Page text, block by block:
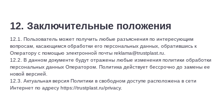
12. Заключительные положения
12.1. Пользователь может получить любые разъяснения по интересующим
вопросам, касающимся обработки его персональных данных, обратившись к
Оператору с помощью электронной почты reklama@trustplast.ru.
12.2. В данном документе будут отражены любые изменения политики обработки
персональных данных Оператором. Политика действует бессрочно до замены ее
новой версией.
12.3. Актуальная версия Политики в свободном доступе расположена в сети
Интернет по адресу https://trustplast.ru/privacy.